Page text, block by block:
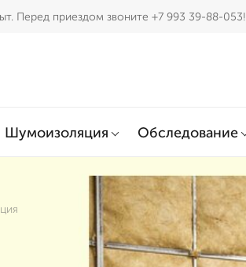
Перед приездом звоните +7 993 39-88-053!
Шумоизоляция Обследование